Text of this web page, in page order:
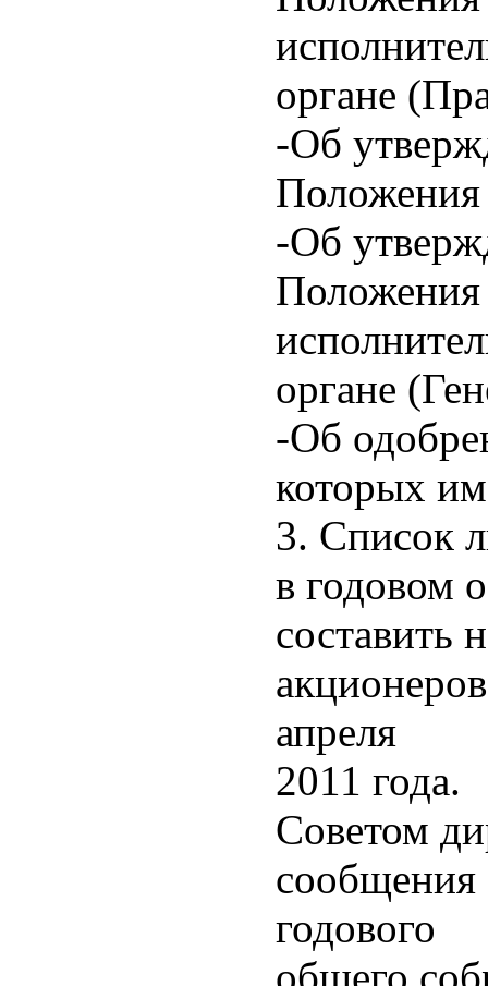
органе
-Об
Положения
-Об
органе
-Об
которых
3. Список
в годовом
составить
апреля
2011 года.
Советом
сообщения
годового
общего